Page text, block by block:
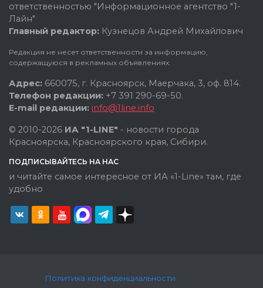
ответственностью "Информационное агентство "1-
Лайн"
Главный редактор: Кузнецов Андрей Михайлович
Редакция не несет ответственности за информацию,
содержащуюся в рекламных объявлениях.
Адрес: 660075, г. Красноярск, Маерчака, 3, оф. 814.
Телефон редакции: +7 391 290-69-50.
E-mail редакции: info@1line.info
© 2010-2026 ИА "1-LINE" - новости города
Красноярска, Красноярского края, Сибири.
ПОДПИСЫВАЙТЕСЬ НА НАС
и читайте самое интересное от ИА «1-Line» там, где
удобно
Политика конфиденциальности